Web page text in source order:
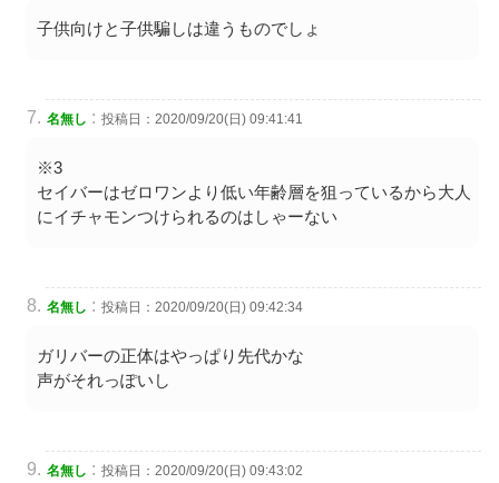
子供向けと子供騙しは違うものでしょ
名無し : 投稿日：2020/09/20(日) 09:41:41
※3
セイバーはゼロワンより低い年齢層を狙っているから大人
にイチャモンつけられるのはしゃーない
名無し : 投稿日：2020/09/20(日) 09:42:34
ガリバーの正体はやっぱり先代かな
声がそれっぽいし
名無し : 投稿日：2020/09/20(日) 09:43:02